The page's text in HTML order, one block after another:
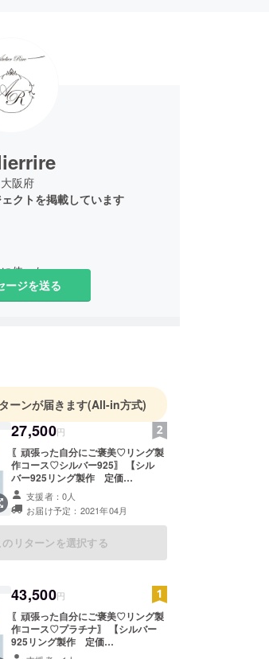
大阪府
クトを掲載しています
使った、
サリーを扱うアトリエリール
ーム等)幅広く対応しており
で｢笑う｣という意味で、
れるような・・・
・・・
から、日常の生活に .ﾟ･*.とき
・
めて、
丁寧に作っております。
一人のお客様との繋がりを非常
ー/ジュエリーも、すえ長く、お
入れもあり、ご購入後の、万
のご相談も随時受付しており
ージを送る
ーンが届きます(All-in方式)
27,500円
〖頑張った自分にご褒美♡リング製
作コース♡シルバー925〗 【シル
バー925リング製作 定価
￥36400→￥27500】 【エクセレン
トカットのダイヤモンド一粒特別提
供(0.02ct)】+【お礼のお手紙】 ＊
料金内訳詳細＊ シルバー925地金代
(4g) ‥ ￥400→￥0 職人工
ヤモンド留め賃 ‥
￥2000→￥0 ＊合計
＊ 通常
￥36400→￥27500 ※デザインは自
由自在ですので、 ◎ご自身で描か
れたデザイン画 ◎お気に入りのデ
支援者：0人
お届け予定：2021年04月
のリターンを選択する
43,500円
〖頑張った自分にご褒美♡リング製
作コース♡プラチナ〗 【シルバー
925リング製作 定価
￥36400→￥27500】 【エクセレン